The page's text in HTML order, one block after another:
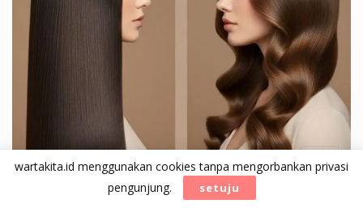
Smoothing vs Rebonding vs Keratin: Mana yang
Terbaik untuk Rambutmu?
wartakita.id menggunakan cookies tanpa mengorbankan privasi
pengunjung.
setuju